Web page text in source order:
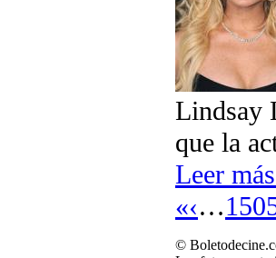
Lindsay
que la
Leer
«‹…
©